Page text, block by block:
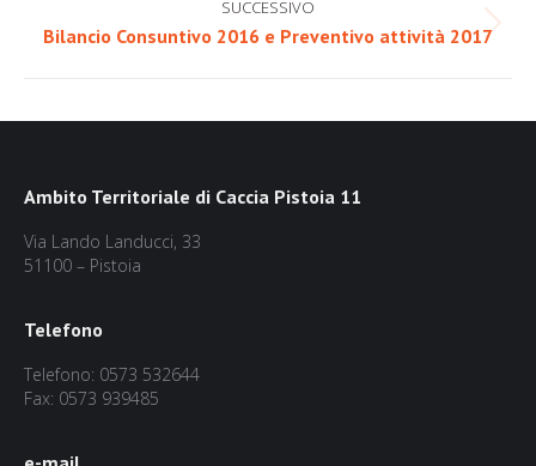
post
SUCCESSIVO
Prossimo
Bilancio Consuntivo 2016 e Preventivo attività 2017
Ambito Territoriale di Caccia Pistoia 11
Via Lando Landucci, 33
51100 – Pistoia
Telefono
Telefono: 0573 532644
Fax: 0573 939485